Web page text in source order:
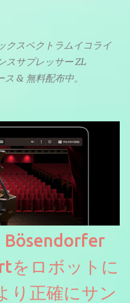
クスペクトラムイコライ
スサプレッサー ZL
& 無料配布中。
Bösendorfer
をロボットに
り正確にサン